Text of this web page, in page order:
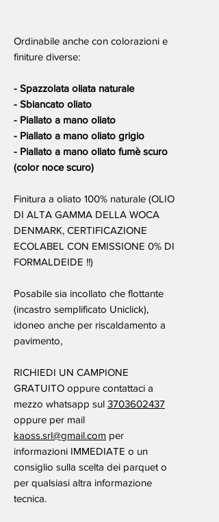
Ordinabile anche con colorazioni e
finiture diverse:
- Spazzolata oliata naturale
- Sbiancato oliato
- Piallato a mano oliato
- Piallato a mano oliato grigio
- Piallato a mano oliato fumè scuro
(color noce scuro)
Finitura a oliato 100% naturale (OLIO
DI ALTA GAMMA DELLA WOCA
DENMARK, CERTIFICAZIONE
ECOLABEL CON EMISSIONE 0% DI
FORMALDEIDE !!)
Posabile sia incollato che flottante
(incastro semplificato Uniclick),
idoneo anche per riscaldamento a
pavimento,
RICHIEDI UN CAMPIONE
GRATUITO oppure contattaci a
mezzo whatsapp sul 3703602437
oppure per mail
kaoss.srl@gmail.com per
informazioni IMMEDIATE o un
consiglio sulla scelta dei parquet o
per qualsiasi altra informazione
tecnica.